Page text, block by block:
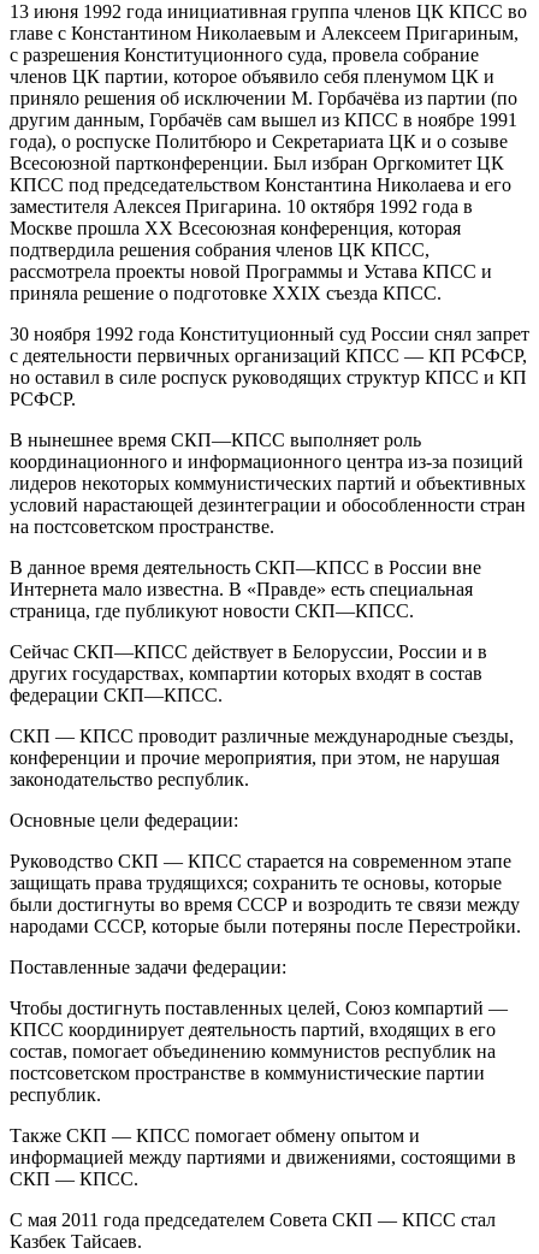
13 июня 1992 года инициативная группа членов ЦК КПСС во
главе с Константином Николаевым и Алексеем Пригариным,
с разрешения Конституционного суда, провела собрание
членов ЦК партии, которое объявило себя пленумом ЦК и
приняло решения об исключении М. Горбачёва из партии (по
другим данным, Горбачёв сам вышел из КПСС в ноябре 1991
года), о роспуске Политбюро и Секретариата ЦК и о созыве
Всесоюзной партконференции. Был избран Оргкомитет ЦК
КПСС под председательством Константина Николаева и его
заместителя Алексея Пригарина. 10 октября 1992 года в
Москве прошла XX Всесоюзная конференция, которая
подтвердила решения собрания членов ЦК КПСС,
рассмотрела проекты новой Программы и Устава КПСС и
приняла решение о подготовке XXIX съезда КПСС.
30 ноября 1992 года Конституционный суд России снял запрет
с деятельности первичных организаций КПСС — КП РСФСР,
но оставил в силе роспуск руководящих структур КПСС и КП
РСФСР.
В нынешнее время СКП—КПСС выполняет роль
координационного и информационного центра из-за позиций
лидеров некоторых коммунистических партий и объективных
условий нарастающей дезинтеграции и обособленности стран
на постсоветском пространстве.
В данное время деятельность СКП—КПСС в России вне
Интернета мало известна. В «Правде» есть специальная
страница, где публикуют новости СКП—КПСС.
Сейчас СКП—КПСС действует в Белоруссии, России и в
других государствах, компартии которых входят в состав
федерации СКП—КПСС.
СКП — КПСС проводит различные международные съезды,
конференции и прочие мероприятия, при этом, не нарушая
законодательство республик.
Основные цели федерации:
Руководство СКП — КПСС старается на современном этапе
защищать права трудящихся; сохранить те основы, которые
были достигнуты во время СССР и возродить те связи между
народами СССР, которые были потеряны после Перестройки.
Поставленные задачи федерации:
Чтобы достигнуть поставленных целей, Союз компартий —
КПСС координирует деятельность партий, входящих в его
состав, помогает объединению коммунистов республик на
постсоветском пространстве в коммунистические партии
республик.
Также СКП — КПСС помогает обмену опытом и
информацией между партиями и движениями, состоящими в
СКП — КПСС.
С мая 2011 года председателем Совета СКП — КПСС стал
Казбек Тайсаев.